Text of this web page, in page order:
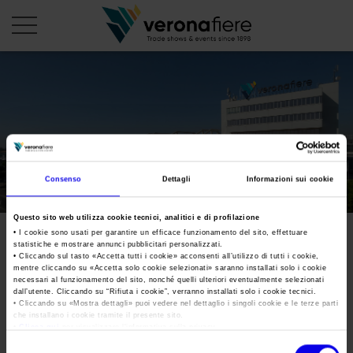
Consenso Dettagli Informazioni sui cookie
Questo sito web utilizza cookie tecnici, analitici e di profilazione
• I cookie sono usati per garantire un efficace funzionamento del sito, effettuare
statistiche e mostrare annunci pubblicitari personalizzati.
• Cliccando sul tasto «Accetta tutti i cookie» acconsenti all’utilizzo di tutti i cookie,
mentre cliccando su «Accetta solo cookie selezionati» saranno installati solo i cookie
necessari al funzionamento del sito, nonché quelli ulteriori eventualmente selezionati
dall’utente. Cliccando su “ Rifiuta i cookie”, verranno installati solo i cookie tecnici.
• Cliccando su «Mostra dettagli» puoi vedere nel dettaglio i singoli cookie e le terze parti
che installano i cookie tramite il presente sito.
it
PROFILO AZIENDALE
Consiglio di Amministrazione
Collegio Sindacale
Struttura organizzativa
Gruppo Veronafiere
Network internazionale
Calendario Italia 2026
Calendario Estero 2026
Calendario Italia 2027 – Primo semestre
Calendario Estero 2027 – Primo semestre
I nostri prodotti in Italia
ORGANIZZA DA NOI
Organizza una Fiera
Mappa e Servizi in quartiere
Una fiera, la sua città. Perché Verona
AREA STAMPA
Cartella stampa
Comunicati Stampa
Home
Info e servizi